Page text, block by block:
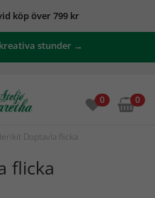
köp över 799 kr
stunder →
0 0
Doptavla flicka
flicka